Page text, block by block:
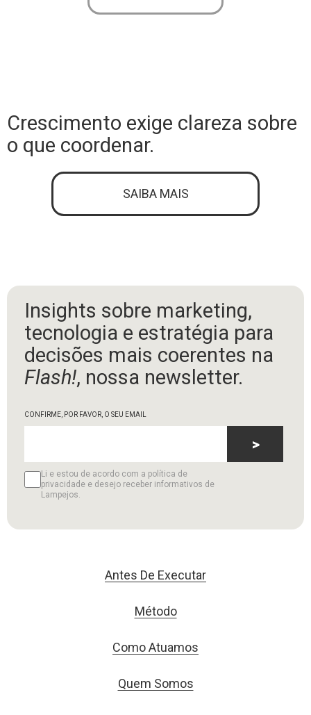
Crescimento exige clareza sobre
o que coordenar.
SAIBA MAIS
Insights sobre marketing,
tecnologia e estratégia para
decisões mais coerentes na
Flash!, nossa newsletter.
CONFIRME, POR FAVOR, O SEU EMAIL
Li e estou de acordo com a política de
privacidade e desejo receber informativos de
Lampejos.
>
Antes De Executar
Método
Como Atuamos
Quem Somos